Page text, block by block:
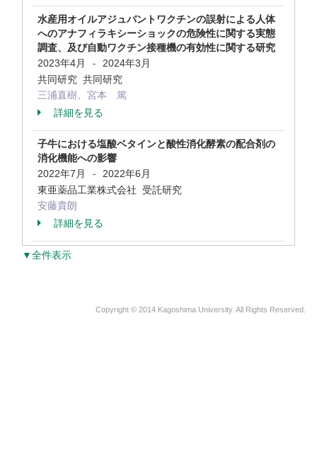
水産用オイルアジュバントワクチンの誤射による人体
へのアナフィラキシーショックの危険性に関する実態
調査、及び自動ワクチン接種機の有効性に関する研究
2023年4月
-
2024年3月
共同研究 共同研究
三浦直樹、宮本 篤
詳細を見る
子牛における塩酸ベタインと酸性消化酵素の配合剤の
消化機能への影響
2022年7月
-
2022年6月
東亜薬品工業株式会社 受託研究
安藤貴朗
詳細を見る
▼全件表示
Copyright © 2014 Kagoshima University. All Rights Reserved.